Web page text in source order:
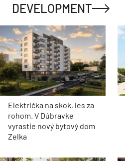
DEVELOPMENT
Električka na skok, les za
rohom. V Dúbravke
vyrastie nový bytový dom
Zelka